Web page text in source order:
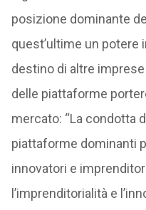
posizione dominante
quest’ultime un potere
destino di altre
delle piattaforme
mercato: “La condotta
piattaforme dominanti
innovatori e
l’imprenditorialità e